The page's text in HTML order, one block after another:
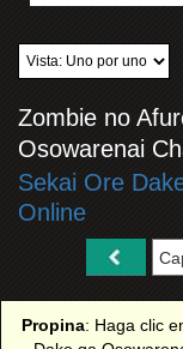
Zombie no
Osowarenai
Sekai Ore
Online
Propina: Haga clic